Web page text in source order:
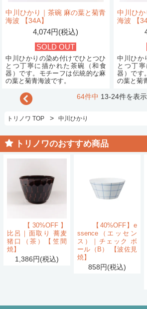
中川ひかり｜茶碗 麻の葉と菊青
海波 【34A】
4,074円(税込)
SOLD OUT
中川ひかりの染め付けでひとつひ
とつ丁寧に描かれた茶碗（和食
器）です。モチーフは伝統的な麻
の葉と菊青海波です。
中川ひ
海波 【
中川ひか
とつ丁
器）です
の葉と菊
64件中 13-24件を表示
トリノワ TOP > 中川ひかり
トリノワのおすすめ商品
【30%OFF】
比呂｜面取り 蕎麦
猪口（茶）【笠間
焼】
1,386円(税込)
【40%OFF】e
ssence（エッセン
ス）｜チェック ボ
ール（B） 【波佐見
焼】
858円(税込)